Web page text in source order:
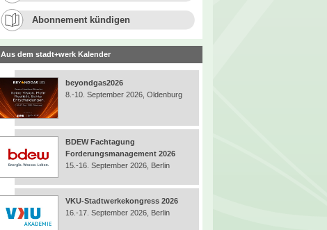
Abonnement kündigen
Aus dem stadt+werk Kalender
beyondgas2026
8.-10. September 2026, Oldenburg
BDEW Fachtagung
Forderungsmanagement 2026
15.-16. September 2026, Berlin
VKU-Stadtwerkekongress 2026
16.-17. September 2026, Berlin